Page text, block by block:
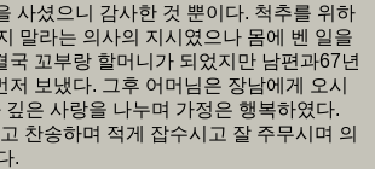
사셨으니 감사한 것 뿐이다. 척추를 위하
말라는 의사의 지시였으나 몸에 벤 일을
국 꼬부랑 할머니가 되었지만 남편과67년
저 보냈다. 그후 어머님은 장남에게 오시
은 사랑을 나누며 가정은 행복하였다.
찬송하며 적게 잡수시고 잘 주무시며 의
.